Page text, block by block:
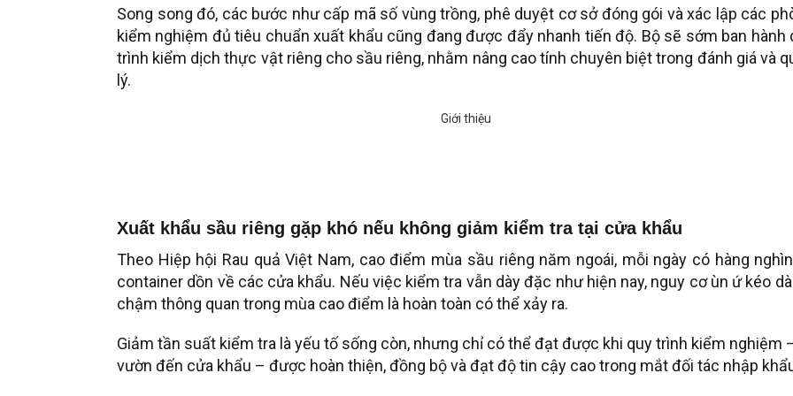
Song song đó, các bước như cấp mã số vùng trồng, phê duyệt cơ sở đóng gói và xác lập các
kiểm nghiệm đủ tiêu chuẩn xuất khẩu cũng đang được đẩy nhanh tiến độ. Bộ sẽ sớm ban hành
trình kiểm dịch thực vật riêng cho sầu riêng, nhằm nâng cao tính chuyên biệt trong đánh giá và
lý.
Xuất khẩu sầu riêng gặp khó nếu không giảm kiểm tra tại cửa khẩu
Theo Hiệp hội Rau quả Việt Nam, cao điểm mùa sầu riêng năm ngoái, mỗi ngày có hàng
container dồn về các cửa khẩu. Nếu việc kiểm tra vẫn dày đặc như hiện nay, nguy cơ ùn ứ kéo
chậm thông quan trong mùa cao điểm là hoàn toàn có thể xảy ra.
Giảm tần suất kiểm tra là yếu tố sống còn, nhưng chỉ có thể đạt được khi quy trình kiểm nghiệm
vườn đến cửa khẩu – được hoàn thiện, đồng bộ và đạt độ tin cậy cao trong mắt đối tác nhập